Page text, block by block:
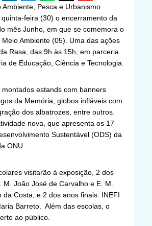
Ambiente, Pesca e Urbanismo
feira (30) o encerramento da
mês Junho, em que se comemora o
Ambiente (05). Uma das ações
Rasa, das 9h às 15h, em parceria
de Educação, Ciência e Tecnologia.
montados estands com banners
da Memória, globos infláveis com
dos albatrozes, entre outros.
nova, que apresenta os 17
Sustentável (ODS) da
ONU.
visitarão à exposição, 2 dos
M. João José de Carvalho e E. M.
da Costa, e 2 dos anos finais: INEFI
Barreto. Além das escolas, o
ao público.